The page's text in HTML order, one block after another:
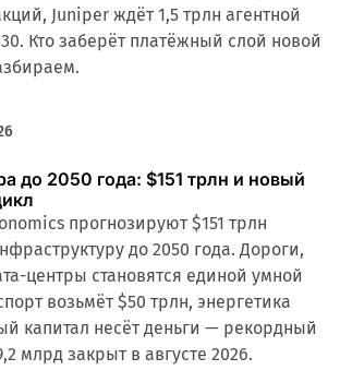
Juniper ждёт 1,5 трлн агентной
Кто заберёт платёжный слой новой
до 2050 года: $151 трлн и новый
прогнозируют $151 трлн
до 2050 года. Дороги,
центры становятся единой умной
возьмёт $50 трлн, энергетика
капитал несёт деньги — рекордный
млрд закрыт в августе 2026.